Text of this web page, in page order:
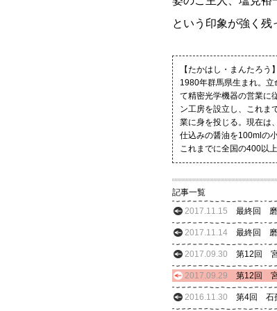
という印象が強く残
【たかはし・まんたろう】
1980年群馬県生まれ。
て精密光学機器の営業に
ン工房を設立し、これま
業に身を投じる。現在は
仕込みの醤油を100mlの
これまでに全国の400以
記事一覧
2017.11.15
最終回 磨
2017.11.14 最終回 磨
2017.09.30 第12回 宮
2017.09.29 第12回 宮
2016.11.30 第4回 石